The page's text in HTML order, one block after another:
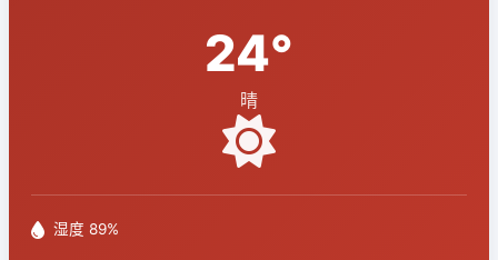
24°
晴
湿度 89%